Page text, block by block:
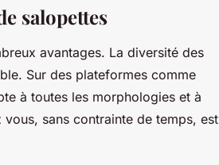
salopettes
avantages. La diversité des
Sur des plateformes comme
à toutes les morphologies et à
sans contrainte de temps, est